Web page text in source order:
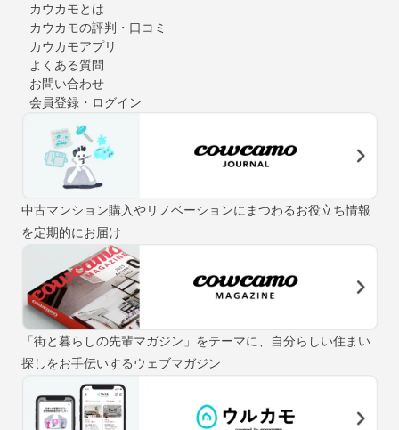
カウカモとは
カウカモの評判・口コミ
カウカモアプリ
よくある質問
お問い合わせ
会員登録・ログイン
中古マンション購入やリノベーションにまつわるお役立ち情報
を定期的にお届け
「街と暮らしの先輩マガジン」をテーマに、自分らしい住まい
探しをお手伝いするウェブマガジン